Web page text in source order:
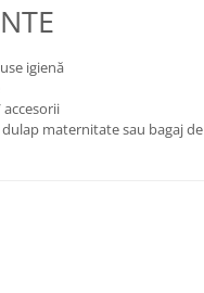
igienă
maternitate sau bagaj de